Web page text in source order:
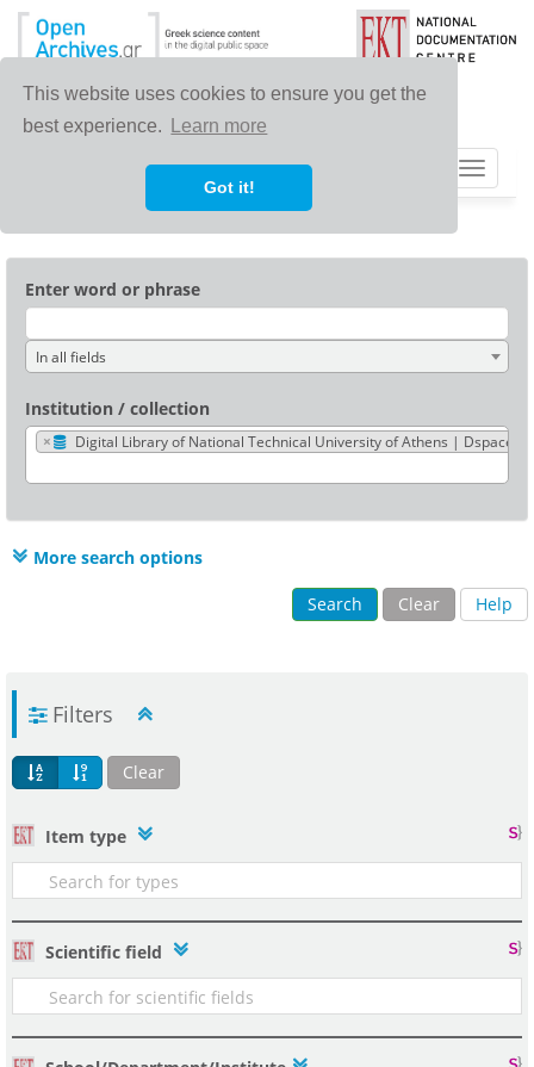
This website uses cookies to ensure you get the
best experience.
Learn more
Got it!
Toggle
Enter word or phrase
In all fields
Institution / collection
× Digital Library of National Technical University of Athens |
More search options
Search Clear Help
Filters
Clear
Item type
Scientific field